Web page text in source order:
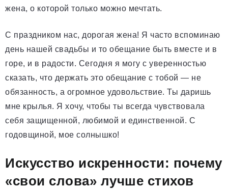
жена, о которой только можно мечтать.
С праздником нас, дорогая жена! Я часто вспоминаю
день нашей свадьбы и то обещание быть вместе и в
горе, и в радости. Сегодня я могу с уверенностью
сказать, что держать это обещание с тобой — не
обязанность, а огромное удовольствие. Ты даришь
мне крылья. Я хочу, чтобы ты всегда чувствовала
себя защищенной, любимой и единственной. С
годовщиной, мое солнышко!
Искусство искренности: почему
«свои слова» лучше стихов